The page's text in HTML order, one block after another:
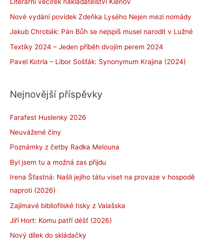
Literární večírek nakladatelství Klenov
Nové vydání povídek Zdeňka Lysého Nejen mezi nomády
Jakub Chrobák: Pán Bůh se nejspíš musel narodit v Lužné
Textíky 2024 – Jeden příběh dvojím perem 2024
Pavel Kotrla – Libor Sošťák: Synonymum Krajina (2024)
Nejnovější příspěvky
Farafest Huslenky 2026
Neuvážené činy
Poznámky z četby Radka Melouna
Byl jsem tu a možná zas přijdu
Irena Šťastná: Našli jejího tátu viset na provaze v hospodě
naproti (2026)
Zajímavé bibliofilské tisky z Valašska
Jiří Hort: Komu patří déšť (2026)
Nový dílek do skládačky